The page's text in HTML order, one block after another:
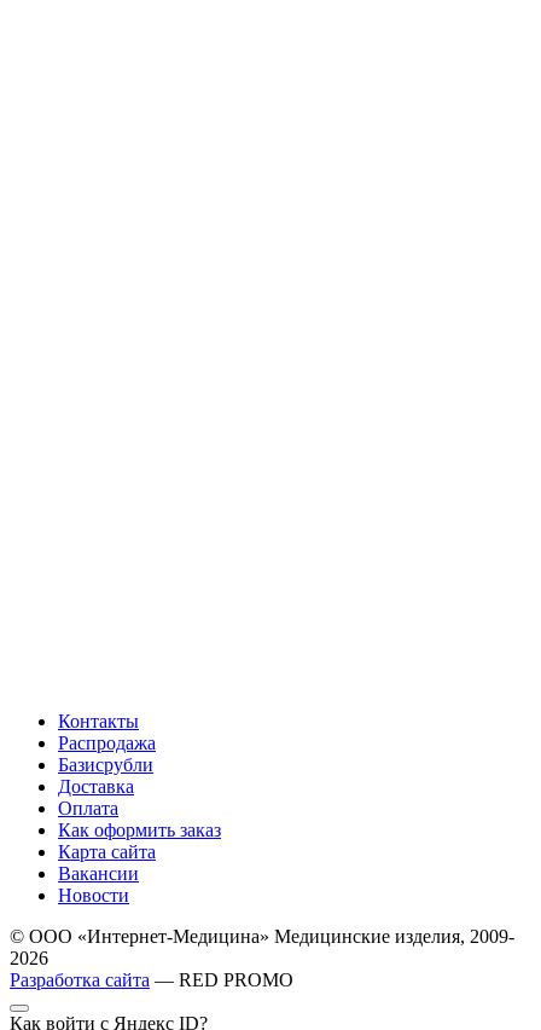
Контакты
Распродажа
Базисрубли
Доставка
Оплата
Как оформить заказ
Карта сайта
Вакансии
Новости
© ООО «Интернет-Медицина» Медицинские изделия, 2009-
2026
Разработка сайта — RED PROMO
Как войти с Яндекс ID?